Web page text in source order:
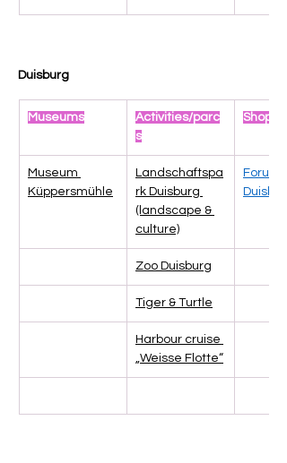
Duisburg
Museums
Activities/parc
s
Museum
Küppersmühle
Landschaftspa
rk Duisburg
(landscape &
culture)
Forum
Duisburg
Zoo Duisburg
Tiger & Turtle
Harbour cruise
„Weisse Flotte“